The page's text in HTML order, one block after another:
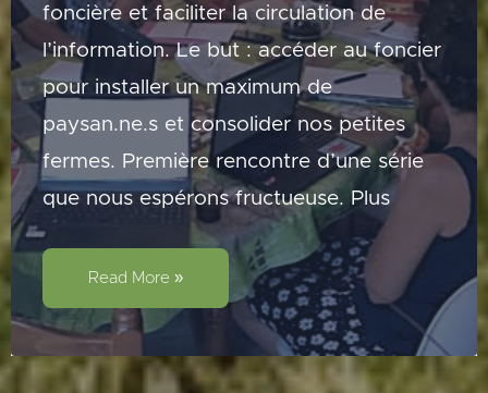
foncière et faciliter la circulation de
l’information. Le but : accéder au foncier
pour installer un maximum de
paysan.ne.s et consolider nos petites
fermes. Première rencontre d’une série
que nous espérons fructueuse. Plus
faciliter
l’installation
paysanne
Read More »